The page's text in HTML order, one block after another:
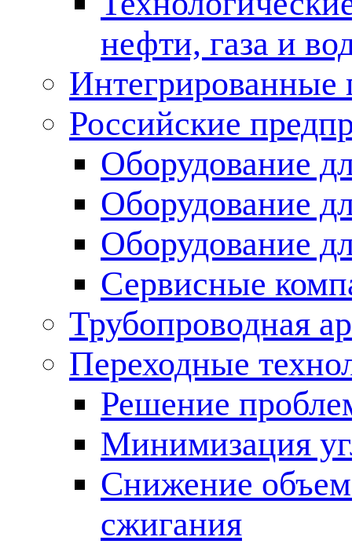
нефти, газа и
Российские
Оборудование
Оборудование
Оборудование
Сервисные
Трубопроводная
Переходные
Решение
Минимизация
Снижение
сжигания